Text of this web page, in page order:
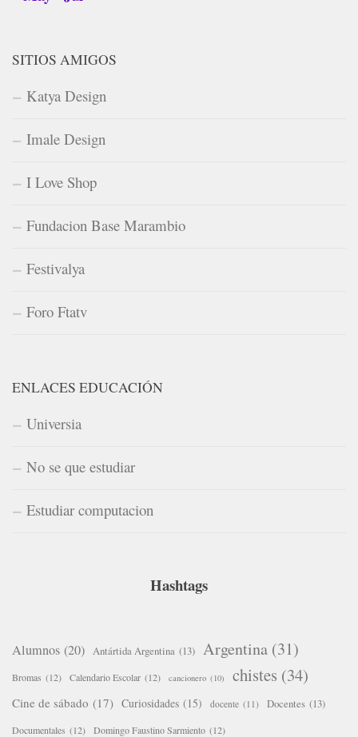
SITIOS AMIGOS
Katya Design
Imale Design
I Love Shop
Fundacion Base Marambio
Festivalya
Foro Ftatv
ENLACES EDUCACIÓN
Universia
No se que estudiar
Estudiar computacion
Hashtags
Alumnos (20) Antártida Argentina (13) Argentina (31)
Bromas (12) Calendario Escolar (12) cancionero (10) chistes (34)
Cine de sábado (17) Curiosidades (15) docente (11) Docentes (13)
Documentales (12) Domingo Faustino Sarmiento (12)